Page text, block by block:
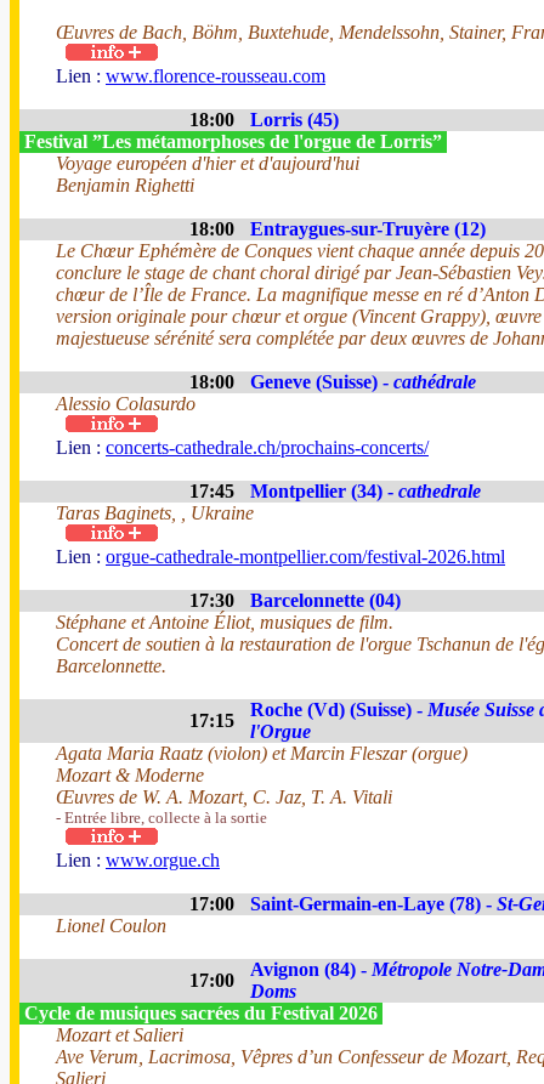
Œuvres de Bach, Böhm, Buxtehude, Mendelssohn, Stainer,
Lien : www.florence-rousseau.com
18:00
Lorris (45)
Festival ”Les métamorphoses de l'orgue de Lorris”
Voyage européen d'hier et d'aujourd'hui
Benjamin Righetti
18:00
Entraygues-sur-Truyère (12)
Le Chœur Ephémère de Conques vient chaque année depuis
conclure le stage de chant choral dirigé par Jean-Sébastien
chœur de l’Île de France. La magnifique messe en ré d’Anton
version originale pour chœur et orgue (Vincent Grappy), œuvre
majestueuse sérénité sera complétée par deux œuvres de
18:00 Geneve (Suisse) - cathédrale
Alessio Colasurdo
Lien : concerts-cathedrale.ch/prochains-concerts/
17:45 Montpellier (34) - cathedrale
Taras Baginets, , Ukraine
Lien : orgue-cathedrale-montpellier.com/festival-2026.html
17:30
Barcelonnette (04)
Stéphane et Antoine Éliot, musiques de film.
Concert de soutien à la restauration de l'orgue Tschanun de
Barcelonnette.
17:15
Roche (Vd) (Suisse) - Musée Suisse
l'Orgue
Agata Maria Raatz (violon) et Marcin Fleszar (orgue)
Mozart & Moderne
Œuvres de W. A. Mozart, C. Jaz, T. A. Vitali
- Entrée libre, collecte à la sortie
Lien : www.orgue.ch
17:00 Saint-Germain-en-Laye (78) - St-
Lionel Coulon
17:00
Avignon (84) - Métropole Notre-
Doms
Cycle de musiques sacrées du Festival 2026
Mozart et Salieri
Ave Verum, Lacrimosa, Vêpres d’un Confesseur de Mozart,
Salieri